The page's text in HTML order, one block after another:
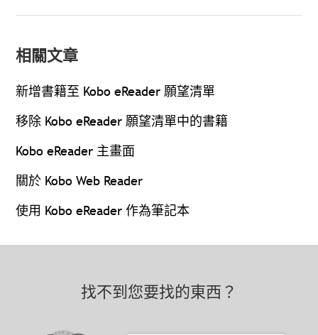
相關文章
新增書籍至 Kobo eReader 願望清單
移除 Kobo eReader 願望清單中的書籍
Kobo eReader 主畫面
關於 Kobo Web Reader
使用 Kobo eReader 作為筆記本
找不到您要找的東西？